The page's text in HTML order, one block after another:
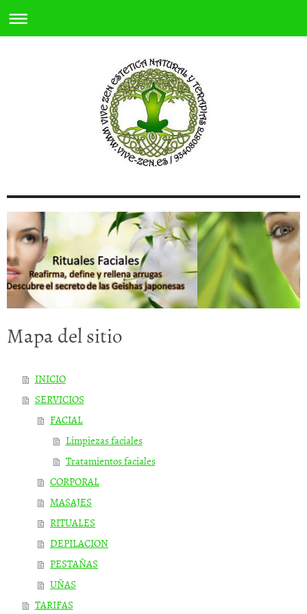
Mapa del sitio
INICIO
SERVICIOS
FACIAL
Limpiezas faciales
Tratamientos faciales
CORPORAL
MASAJES
RITUALES
DEPILACION
PESTAÑAS
UÑAS
TARIFAS